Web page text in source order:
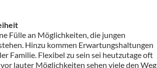
Fülle an Möglichkeiten, die jungen
Hinzu kommen Erwartungshaltungen
Familie. Flexibel zu sein sei heutzutage oft
lauter Möglichkeiten sehen viele den Weg